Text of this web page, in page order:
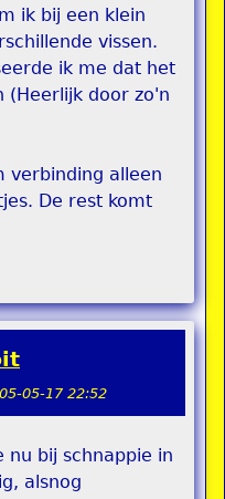
ik bij een klein
vissen.
ik me dat het
(Heerlijk door zo'n
verbinding alleen
De rest komt
05-17 22:52
nu bij schnappie in
alsnog